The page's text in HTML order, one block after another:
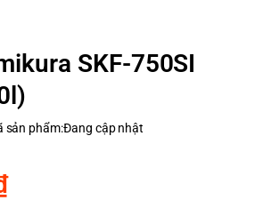
SKF-750SI
sản phẩm:Đang cập nhật